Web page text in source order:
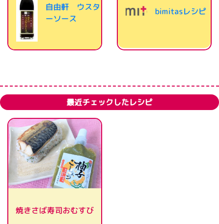
自由軒 ウスタ
ーソース
bimitasレシピ
最近チェックしたレシピ
焼きさば寿司おむすび